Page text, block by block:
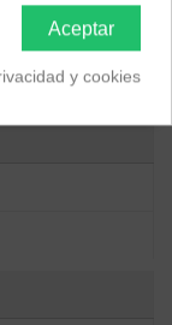
Aceptar
y cookies